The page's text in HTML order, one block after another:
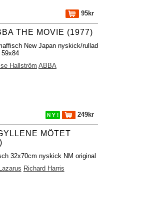
95kr
THE MOVIE (1977)
New Japan nyskick/rullad
59x84
Hallström ABBA
N Y ! 249kr
MÖTET
32x70cm nyskick NM original
Richard Harris